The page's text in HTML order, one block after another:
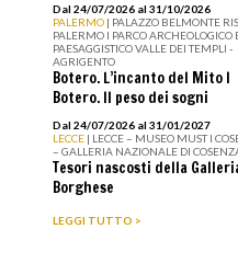
Dal 24/07/2026 al 31/10/2026
PALERMO | PALAZZO BELMONTE
PALERMO I PARCO ARCHEOLOGICO
PAESAGGISTICO VALLE DEI TEMPLI -
AGRIGENTO
Botero. L’incanto del Mito I
Botero. Il peso dei sogni
Dal 24/07/2026 al 31/01/2027
LECCE | LECCE – MUSEO MUST I
– GALLERIA NAZIONALE DI
Tesori nascosti della
Borghese
LEGGI TUTTO >